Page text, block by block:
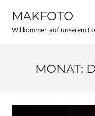
Inhalt
springen
MAKFOTO
Willkommen auf unserem
MONAT: